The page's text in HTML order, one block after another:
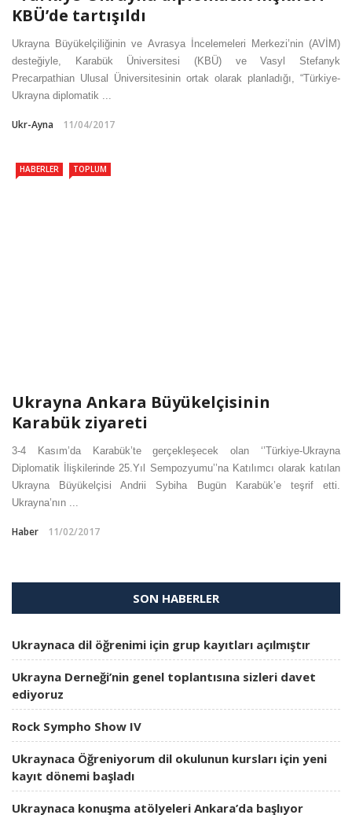
KBÜ’de tartışıldı
Ukrayna Büyükelçiliğinin ve Avrasya İncelemeleri Merkezi’nin (AVİM)
desteğiyle, Karabük Üniversitesi (KBÜ) ve Vasyl Stefanyk
Precarpathian Ulusal Üniversitesinin ortak olarak planladığı, “Türkiye-
Ukrayna diplomatik ...
Ukr-Ayna 11/04/2017
HABERLER TOPLUM
Ukrayna Ankara Büyükelçisinin
Karabük ziyareti
3-4 Kasım’da Karabük’te gerçekleşecek olan ‘’Türkiye-Ukrayna
Diplomatik İlişkilerinde 25.Yıl Sempozyumu’’na Katılımcı olarak katılan
Ukrayna Büyükelçisi Andrii Sybiha Bugün Karabük’e teşrif etti.
Ukrayna’nın ...
Haber 11/02/2017
SON HABERLER
Ukraynaca dil öğrenimi için grup kayıtları açılmıştır
Ukrayna Derneği’nin genel toplantısına sizleri davet
ediyoruz
Rock Sympho Show IV
Ukraynaca Öğreniyorum dil okulunun kursları için yeni
kayıt dönemi başladı
Ukraynaca konuşma atölyeleri Ankara’da başlıyor